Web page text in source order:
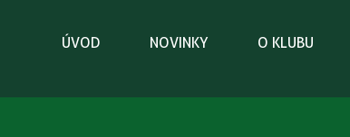
ÚVOD NOVINKY O KLUBU